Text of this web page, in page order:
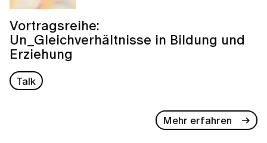
Vortragsreihe:
Un_Gleichverhältnisse in Bildung und
Erziehung
Talk
Mehr erfahren